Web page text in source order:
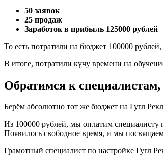
50 заявок
25 продаж
Заработок в прибыль 125000 рублей
То есть потратили на бюджет 100000
В итоге, потратили кучу времени на
Обратимся к специалистам,
Берём абсолютно тот же бюджет на Гугл
Из 100000 рублей, мы оплатим специалисту
Появилось свободное время, и мы
Грамотный специалист по настройке Гугл